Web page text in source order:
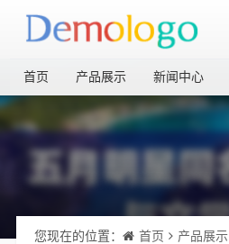
首页 产品展示 新闻中心
您现在的位置： 首页 产品展示